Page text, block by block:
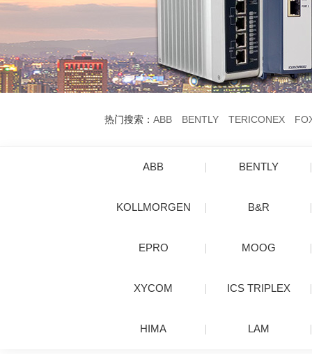
热门搜索： ABB BENTLY TERICONEX
ABB BENTLY
KOLLMORGEN B&R
EPRO MOOG
XYCOM ICS TRIPLEX
HIMA LAM